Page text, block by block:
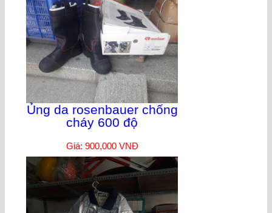
Ủng da rosenbauer chống
cháy 600 độ
Giá: 900,000 VNĐ